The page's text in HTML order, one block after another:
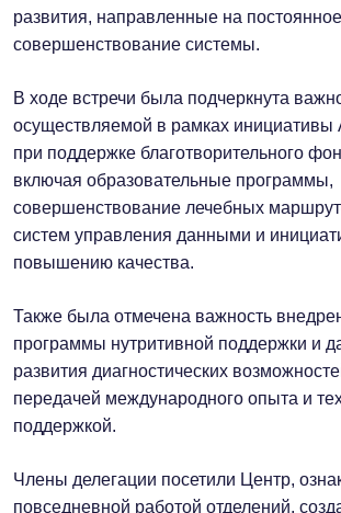
развития, направленные на постоянное
совершенствование системы.
В ходе встречи была подчеркнута
осуществляемой в рамках инициативы
при поддержке благотворительного
включая образовательные программы,
совершенствование лечебных
систем управления данными и
повышению качества.
Также была отмечена важность
программы нутритивной поддержки и
развития диагностических
передачей международного опыта и
поддержкой.
Члены делегации посетили Центр,
повседневной работой отделений,